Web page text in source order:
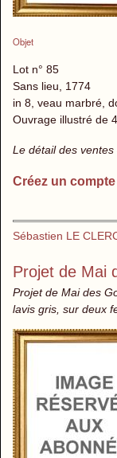
Objet
Lot n° 85
Sans lieu, 1774
in 8, veau marbré,
Ouvrage illustré de
Le détail des
Créez un
Sébastien LE
Projet de Mai
Projet de Mai des
lavis gris, sur deux